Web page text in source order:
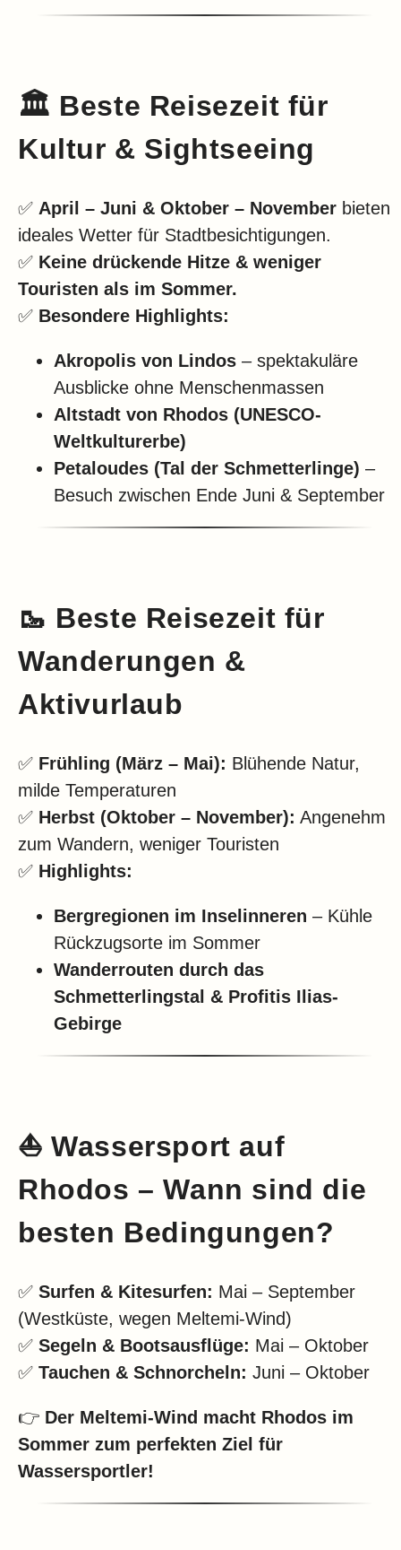
🏛️ Beste Reisezeit für
Kultur & Sightseeing
✅ April – Juni & Oktober – November bieten
ideales Wetter für Stadtbesichtigungen.
✅ Keine drückende Hitze & weniger
Touristen als im Sommer.
✅ Besondere Highlights:
Akropolis von Lindos – spektakuläre
Ausblicke ohne Menschenmassen
Altstadt von Rhodos (UNESCO-
Weltkulturerbe)
Petaloudes (Tal der Schmetterlinge) –
Besuch zwischen Ende Juni & September
🥾 Beste Reisezeit für
Wanderungen &
Aktivurlaub
✅ Frühling (März – Mai): Blühende Natur,
milde Temperaturen
✅ Herbst (Oktober – November): Angenehm
zum Wandern, weniger Touristen
✅ Highlights:
Bergregionen im Inselinneren – Kühle
Rückzugsorte im Sommer
Wanderrouten durch das
Schmetterlingstal & Profitis Ilias-
Gebirge
⛵ Wassersport auf
Rhodos – Wann sind die
besten Bedingungen?
✅ Surfen & Kitesurfen: Mai – September
(Westküste, wegen Meltemi-Wind)
✅ Segeln & Bootsausflüge: Mai – Oktober
✅ Tauchen & Schnorcheln: Juni – Oktober
👉 Der Meltemi-Wind macht Rhodos im
Sommer zum perfekten Ziel für
Wassersportler!